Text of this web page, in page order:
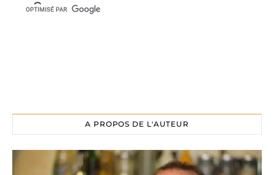
A PROPOS DE L'AUTEUR